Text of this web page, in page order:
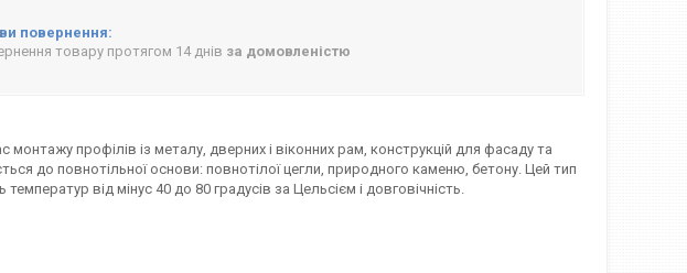
товару протягом 14 днів за домовленістю
профілів із металу, дверних і віконних рам, конструкцій для фасаду та
до повнотільної основи: повнотілої цегли, природного каменю, бетону. Цей тип
температур від мінус 40 до 80 градусів за Цельсієм і довговічність.